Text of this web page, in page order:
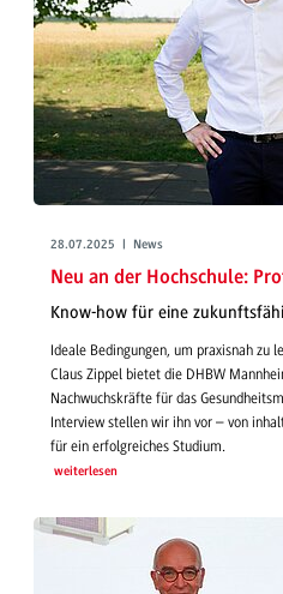
28.07.2025 | News
Neu an der Hochschule:
Know-how für eine
Ideale Bedingungen, um praxisnah zu
Claus Zippel bietet die DHBW
Nachwuchskräfte für das
Interview stellen wir ihn vor – von
für ein erfolgreiches Studium.
weiterlesen